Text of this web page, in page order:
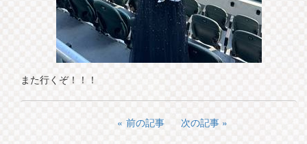
また行くぞ！！！
前の記事 次の記事